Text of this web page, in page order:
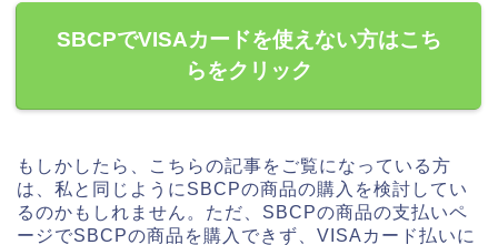
SBCPでVISAカードを使えない方はこち
らをクリック
もしかしたら、こちらの記事をご覧になっている方
は、私と同じようにSBCPの商品の購入を検討してい
るのかもしれません。ただ、SBCPの商品の支払いペ
ージでSBCPの商品を購入できず、VISAカード払いに